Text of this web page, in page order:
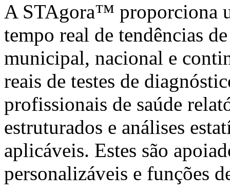
A STAgora™ proporciona
tempo real de tendências
municipal, nacional e
reais de testes de
profissionais de saúde
estruturados e análises
aplicáveis. Estes são
personalizáveis e funções